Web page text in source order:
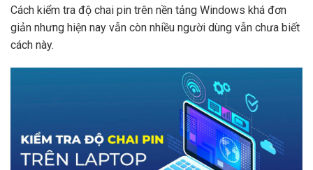
Cách kiểm tra độ chai pin trên nền tảng Windows khá đơn
giản nhưng hiện nay vẫn còn nhiều người dùng vẫn chưa biết
cách này.